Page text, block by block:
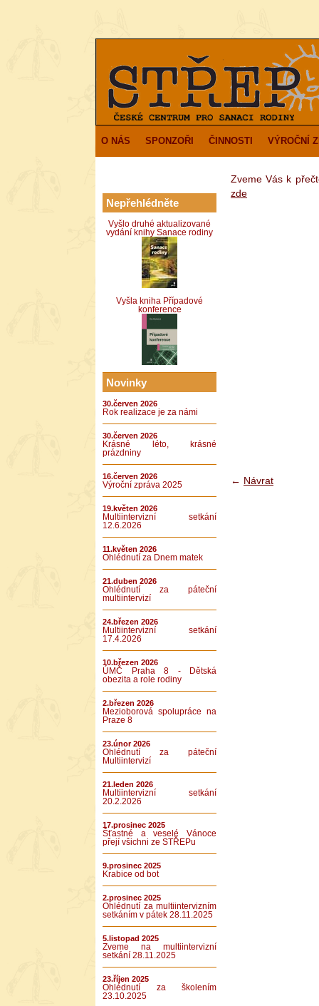
O NÁS SPONZOŘI ČINNOSTI VÝROČNÍ
Nepřehlédněte
Vyšlo druhé aktualizované
vydání knihy Sanace rodiny
Vyšla kniha Případové
konference
Novinky
30.červen 2026
Rok realizace je za námi
30.červen 2026
Krásné léto, krásné
prázdniny
16.červen 2026
Výroční zpráva 2025
19.květen 2026
Multiintervizní setkání
12.6.2026
11.květen 2026
Ohlédnutí za Dnem matek
21.duben 2026
Ohlédnutí za páteční
multiintervizí
24.březen 2026
Multiintervizní setkání
17.4.2026
10.březen 2026
ÚMČ Praha 8 - Dětská
obezita a role rodiny
2.březen 2026
Mezioborová spolupráce na
Praze 8
23.únor 2026
Ohlédnutí za páteční
Multiintervizí
21.leden 2026
Multiintervizní setkání
20.2.2026
17.prosinec 2025
Šťastné a veselé Vánoce
přejí všichni ze STŘEPu
9.prosinec 2025
Krabice od bot
2.prosinec 2025
Ohlédnutí za multiintervizním
setkáním v pátek 28.11.2025
5.listopad 2025
Zveme na multiintervizní
setkání 28.11.2025
23.říjen 2025
Ohlédnutí za školením
23.10.2025
Zveme Vás k
zde
← Návrat